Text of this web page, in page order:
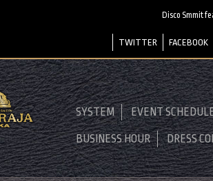
Disco Smmit
TWITTER FACEBOOK
SYSTEM EVENT
BUSINESS HOUR DRESS